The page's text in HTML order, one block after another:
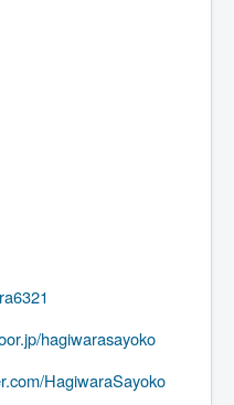
hagiwarasayoko
HagiwaraSayoko